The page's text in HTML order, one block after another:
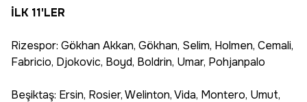
İLK 11'LER
Rizespor: Gökhan Akkan, Gökhan, Selim, Holmen, Cemali,
Fabricio, Djokovic, Boyd, Boldrin, Umar, Pohjanpalo
Beşiktaş: Ersin, Rosier, Welinton, Vida, Montero, Umut,